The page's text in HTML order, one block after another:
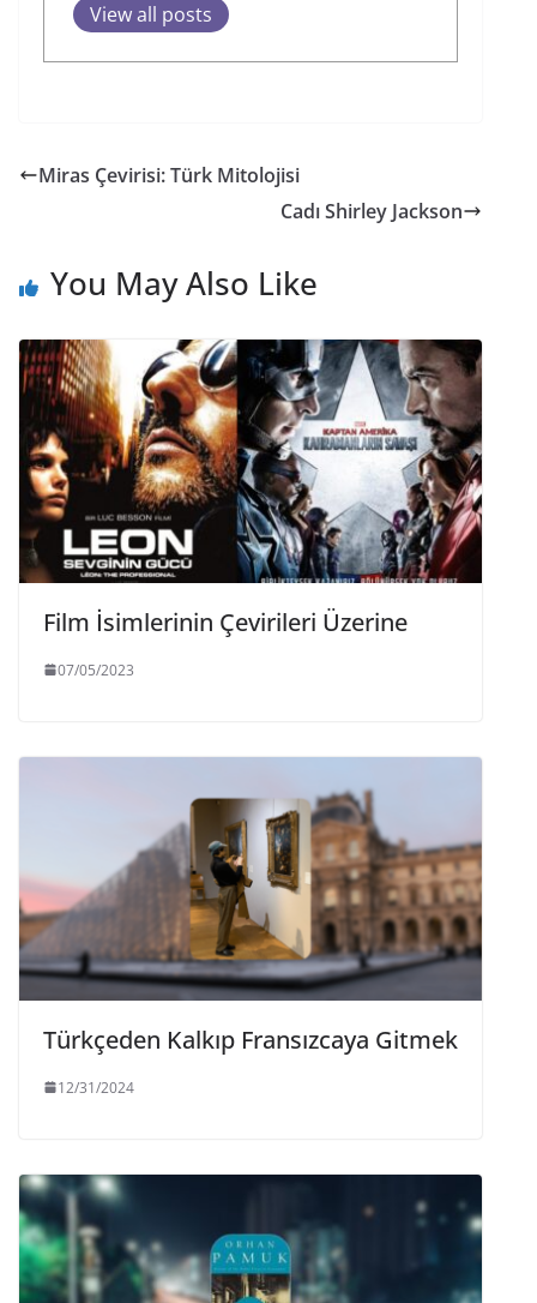
View all posts
Miras Çevirisi: Türk Mitolojisi
Cadı Shirley Jackson
You May Also Like
Film İsimlerinin Çevirileri Üzerine
07/05/2023
Türkçeden Kalkıp Fransızcaya Gitmek
12/31/2024